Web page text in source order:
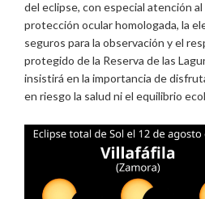
del eclipse, con especial atención
protección ocular homologada, la
seguros para la observación y el
protegido de la Reserva de las
insistirá en la importancia de
en riesgo la salud ni el equilibrio